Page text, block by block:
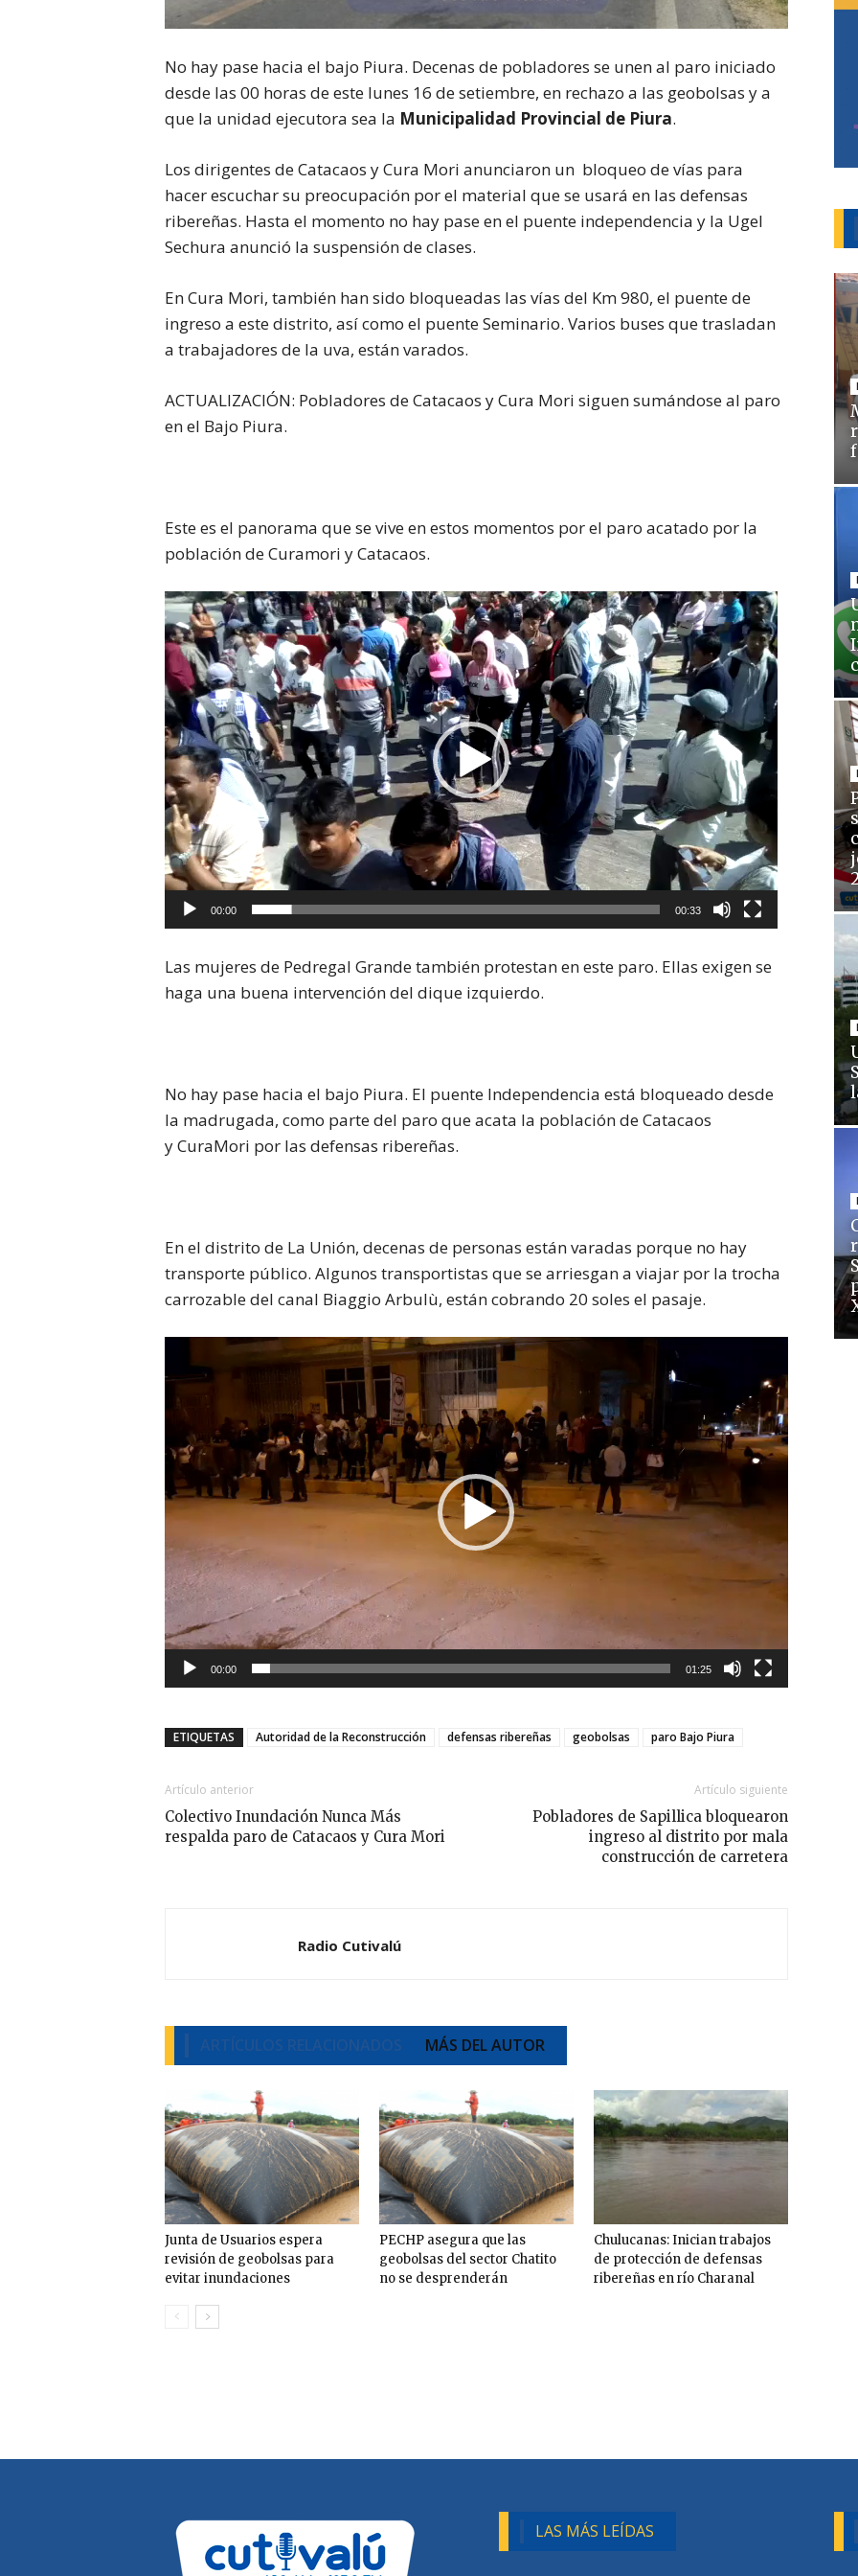
No hay pase hacia el bajo Piura. Decenas de pobladores se unen al paro iniciado
desde las 00 horas de este lunes 16 de setiembre, en rechazo a las geobolsas y a
que la unidad ejecutora sea la Municipalidad Provincial de Piura.
Los dirigentes de Catacaos y Cura Mori anunciaron un bloqueo de vías para
hacer escuchar su preocupación por el material que se usará en las defensas
ribereñas. Hasta el momento no hay pase en el puente independencia y la Ugel
Sechura anunció la suspensión de clases.
En Cura Mori, también han sido bloqueadas las vías del Km 980, el puente de
ingreso a este distrito, así como el puente Seminario. Varios buses que trasladan
a trabajadores de la uva, están varados.
ACTUALIZACIÓN: Pobladores de Catacaos y Cura Mori siguen sumándose al paro
en el Bajo Piura.
Este es el panorama que se vive en estos momentos por el paro acatado por la
población de Curamori y Catacaos.
Reproductor
de
vídeo
00:00 00:33
Las mujeres de Pedregal Grande también protestan en este paro. Ellas exigen se
haga una buena intervención del dique izquierdo.
No hay pase hacia el bajo Piura. El puente Independencia está bloqueado desde
la madrugada, como parte del paro que acata la población deCatacaos
yCuraMori por las defensas ribereñas.
En el distrito de La Unión, decenas de personas están varadas porque no hay
transporte público. Algunos transportistas que se arriesgan a viajar por la trocha
carrozable del canal Biaggio Arbulù, están cobrando 20 soles el pasaje.
Reproductor
de
vídeo
00:00 01:25
ETIQUETAS Autoridad de la Reconstrucción defensas ribereñas geobolsas paro Bajo Piura
Artículo anterior
Colectivo Inundación Nunca Más
respalda paro de Catacaos y Cura Mori
Artículo siguiente
Pobladores de Sapillica bloquearon
ingreso al distrito por mala
construcción de carretera
Radio Cutivalú
ARTÍCULOS RELACIONADOS MÁS DEL AUTOR
Junta de Usuarios espera
revisión de geobolsas para
evitar inundaciones
PECHP asegura que las
geobolsas del sector Chatito
no se desprenderán
Chulucanas: Inician trabajos
de protección de defensas
ribereñas en río Charanal
LAS MÁS LEÍDAS